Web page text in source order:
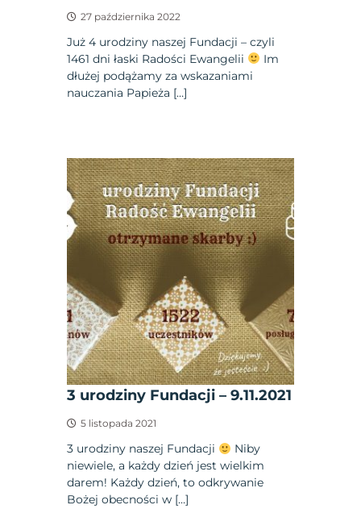
27 października 2022
Już 4 urodziny naszej Fundacji – czyli
1461 dni łaski Radości Ewangelii
Im
dłużej podążamy za wskazaniami
nauczania Papieża […]
3 urodziny Fundacji – 9.11.2021
5 listopada 2021
3 urodziny naszej Fundacji
Niby
niewiele, a każdy dzień jest wielkim
darem! Każdy dzień, to odkrywanie
Bożej obecności w […]